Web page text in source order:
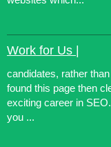
Work for Us |
candidates, rather
found this page then
exciting career in
you ...